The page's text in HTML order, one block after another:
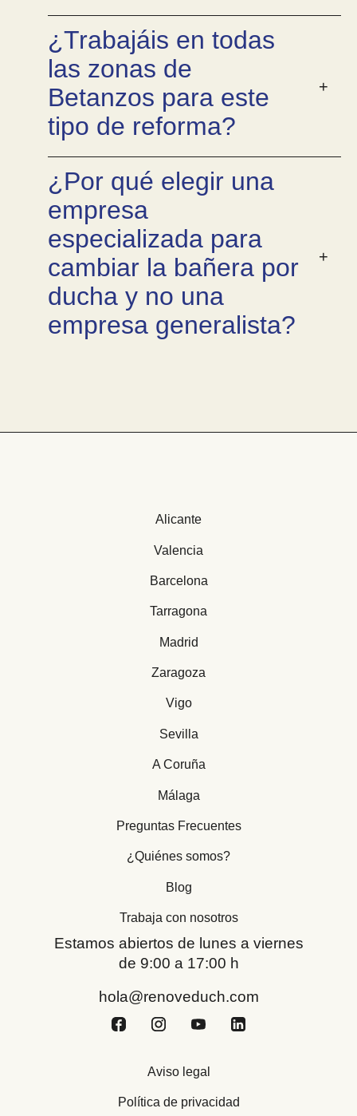
¿Trabajáis en todas
las zonas de
Betanzos para este
tipo de reforma?
¿Por qué elegir una
empresa
especializada para
cambiar la bañera por
ducha y no una
empresa generalista?
Alicante
Valencia
Barcelona
Tarragona
Madrid
Zaragoza
Vigo
Sevilla
A Coruña
Málaga
Preguntas Frecuentes
¿Quiénes somos?
Blog
Trabaja con nosotros
Estamos abiertos de lunes a viernes
de 9:00 a 17:00 h
hola@renoveduch.com
Aviso legal
Política de privacidad